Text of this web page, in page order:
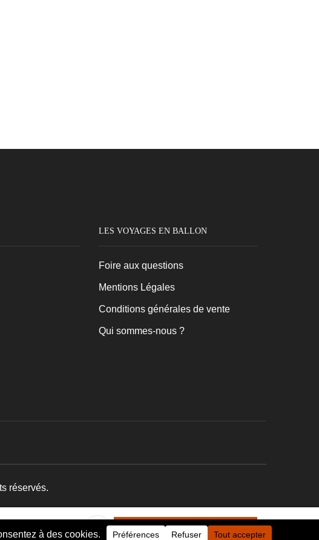
LES VOYAGES EN BALLON
Foire aux questions
Mentions Légales
Conditions générales de vente
Qui sommes-nous ?
réservés.
69 € Le prix initial était : 69€.
49€ Le prix actuel est : 49€.CHOISISSEZ VOTRE TAILLE